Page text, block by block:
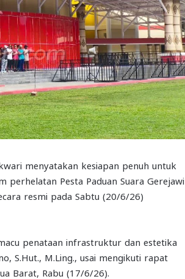
menyatakan kesiapan penuh untuk
perhelatan Pesta Paduan Suara Gerejawi
resmi pada Sabtu (20/6/26)
penataan infrastruktur dan estetika
S.Hut., M.Ling., usai mengikuti rapat
Barat, Rabu (17/6/26).